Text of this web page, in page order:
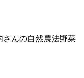
さんの自然農法野菜